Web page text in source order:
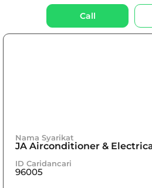
Call
Nama Syarikat
JA Airconditioner &
ID Caridancari
96005